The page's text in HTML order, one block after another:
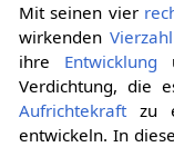
Mit seinen vier
wirkendenVierzahl
ihre Entwicklung
Verdichtung, die
Aufrichtekraftzu
entwickeln. In